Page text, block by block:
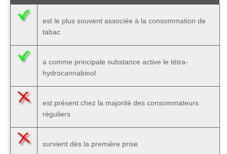
est le plus souvent associée à la consommation de
tabac
a comme principale substance active le tétra-
hydrocannabinol
est présent chez la majorité des consommateurs
réguliers
survient dès la première prise